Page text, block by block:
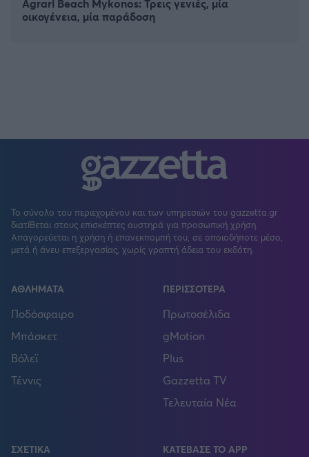
Agrari Beach Mykonos: Τρεις γενιές, μία
οικογένεια, μία παράδοση
Το σύνολο του περιεχομένου και των υπηρεσιών του gazzetta.gr
διατίθεται στους επισκέπτες αυστηρά για προσωπική χρήση.
Απαγορεύεται η χρήση ή επανεκπομπή του, σε οποιοδήποτε μέσο,
μετά ή άνευ επεξεργασίας, χωρίς γραπτή άδεια του εκδότη.
ΑΘΛΗΜΑΤΑ
Ποδόσφαιρο
Μπάσκετ
Βόλεϊ
Τέννις
ΠΕΡΙΣΣΟΤΕΡΑ
Πρωτοσέλιδα
gMotion
Plus
Gazzetta TV
Τελευταία Νέα
ΣΧΕΤΙΚΑ ΚΑΤΕΒΑΣΕ ΤΟ APP